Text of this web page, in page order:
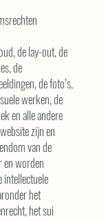
de lay-out, de
de
de foto’s,
werken, de
en alle andere
zijn en
van de
en worden
intellectuele
het
het sui